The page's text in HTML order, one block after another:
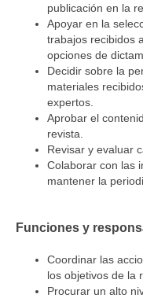
publicación en la
Apoyar en la
trabajos recibidos
opciones de
Decidir sobre la
materiales
expertos.
Aprobar el
revista.
Revisar y evaluar
Colaborar con las
mantener la
Funciones y
Coordinar las
los objetivos de la
Procurar un alto